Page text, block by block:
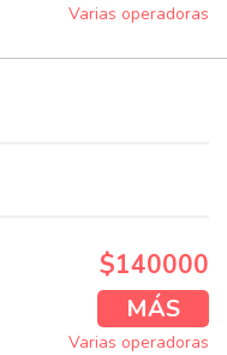
Varias operadoras
$140000
MÁS
Varias operadoras